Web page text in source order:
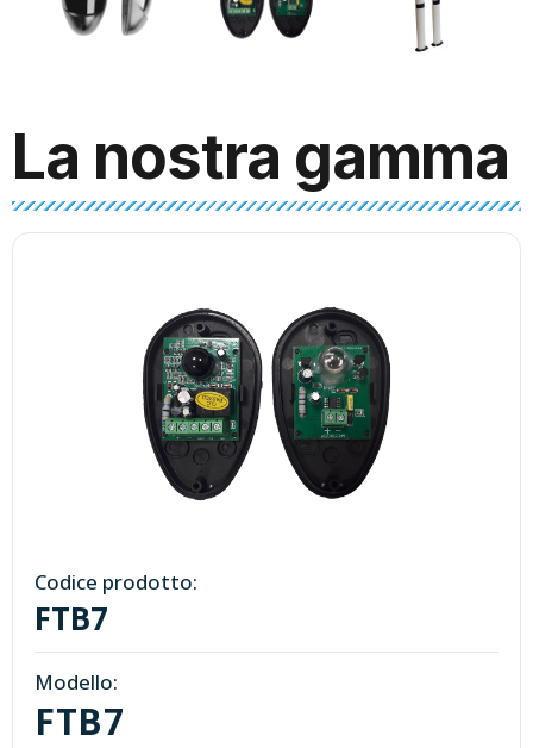
La nostra gamma
Codice prodotto:
FTB7
Modello:
FTB7